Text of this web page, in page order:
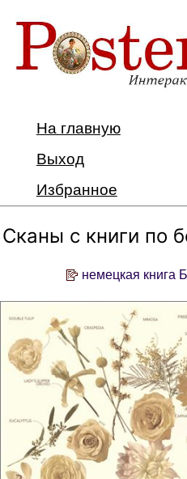
На главную
Выход
Избранное
Сканы с книги по
немецкая книга